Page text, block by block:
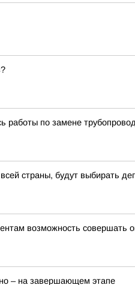
работы по замене
страны, будут выбирать
возможность совершать
– на завершающем этапе